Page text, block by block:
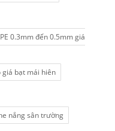
0.3mm đến 0.5mm giá
giá bạt mái hiên
nắng sân trường